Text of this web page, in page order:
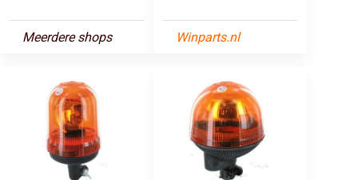
Meerdere shops Winparts.nl